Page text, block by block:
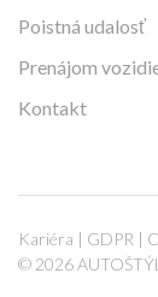
Poistná udalosť
Prenájom
Kontakt
© 2026
Kariéra GDPR